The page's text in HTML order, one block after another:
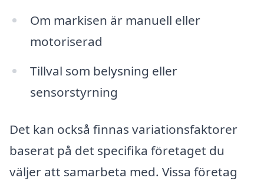
Om markisen är manuell eller
motoriserad
Tillval som belysning eller
sensorstyrning
Det kan också finnas variationsfaktorer
baserat på det specifika företaget du
väljer att samarbeta med. Vissa företag